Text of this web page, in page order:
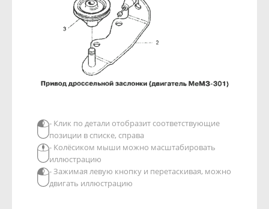
- Клик по детали отобразит соответствующие
позиции в списке, справа
- Колёсиком мыши можно масштабировать
иллюстрацию
- Зажимая левую кнопку и перетаскивая, можно
двигать иллюстрацию